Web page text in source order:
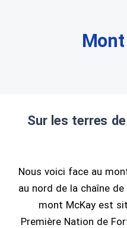
Sur les terres
Nous voici face au
au nord de la chaîne
mont McKay est
Première Nation de